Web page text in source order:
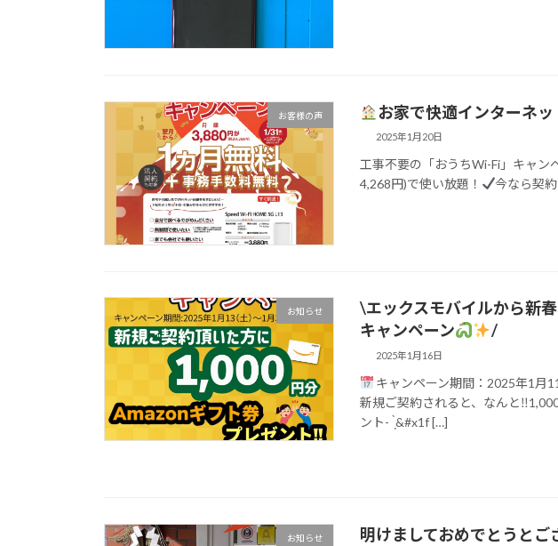
お客様の声 お家で快適インターネ
2025年1月20日
工事不要の「おうちWi-Fi」キャン
4,268円)で使い放題！
今なら契
お知らせ \エックスモバイルから新
キャンペーン
/
2025年1月16日
キャンペーン期間：2025年1月
新規ご契約されると、なんと
ント- ̀͏̗&#x1f […]
お知らせ 明けましておめでとうとご